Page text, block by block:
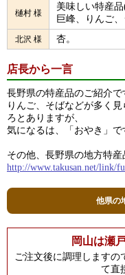
樋村 様
美味しい特産
巨峰、りんご
北沢 様 杏。
店長から一言
長野県の特産品のご紹介で
りんご、そばなどが多く
ろとありますが、
気になるは、「おやき」で
その他、長野県の地方特産
http://www.takusan.net/link/
他県の
岡山は瀬
ご注文後に調理しますの
て直